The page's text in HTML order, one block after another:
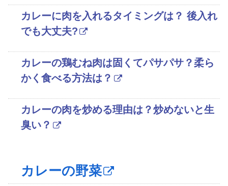
カレーに肉を入れるタイミングは？ 後入れ
でも大丈夫?
カレーの鶏むね肉は固くてパサパサ？柔ら
かく食べる方法は？
カレーの肉を炒める理由は？炒めないと生
臭い？
カレーの野菜